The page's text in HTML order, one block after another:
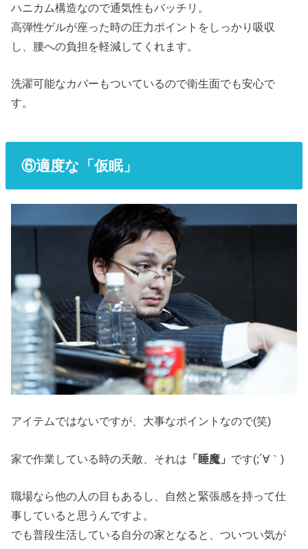
ハニカム構造なので通気性もバッチリ。
高弾性ゲルが座った時の圧力ポイントをしっかり吸収
し、腰への負担を軽減してくれます。
洗濯可能なカバーもついているので衛生面でも安心で
す。
⑥適度な「仮眠」
アイテムではないですが、大事なポイントなので(笑)
家で作業している時の天敵、それは 「睡魔」 です(;´∀｀)
職場なら他の人の目もあるし、自然と緊張感を持って仕
事していると思うんですよ。
でも普段生活している自分の家となると、ついつい気が